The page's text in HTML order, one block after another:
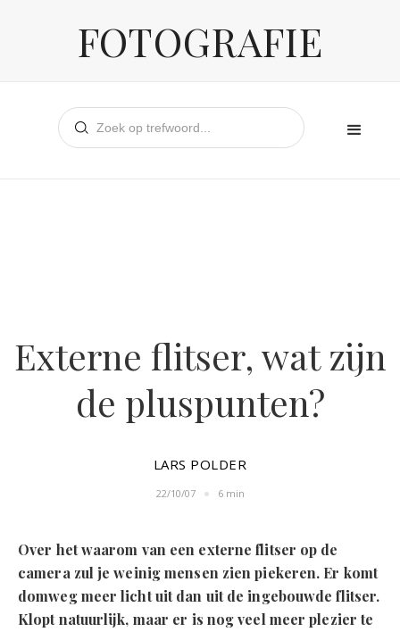
FOTOGRAFIE
Externe flitser, wat zijn
de pluspunten?
LARS POLDER
22/10/07 6 min
Over het waarom van een externe flitser op de
camera zul je weinig mensen zien piekeren. Er komt
domweg meer licht uit dan uit de ingebouwde flitser.
Klopt natuurlijk, maar er is nog veel meer plezier te